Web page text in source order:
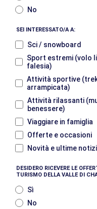
No
SEI INTERESSATO/A A:
Sci / snowboard
Sport estremi (volo
falesia)
Attività sportive
arrampicata)
Attività rilassanti
benessere)
Viaggiare in famiglia
Offerte e occasioni
Novità e ultime
DESIDERO RICEVERE LE
TURISMO DELLA VALLE DI
Sì
No